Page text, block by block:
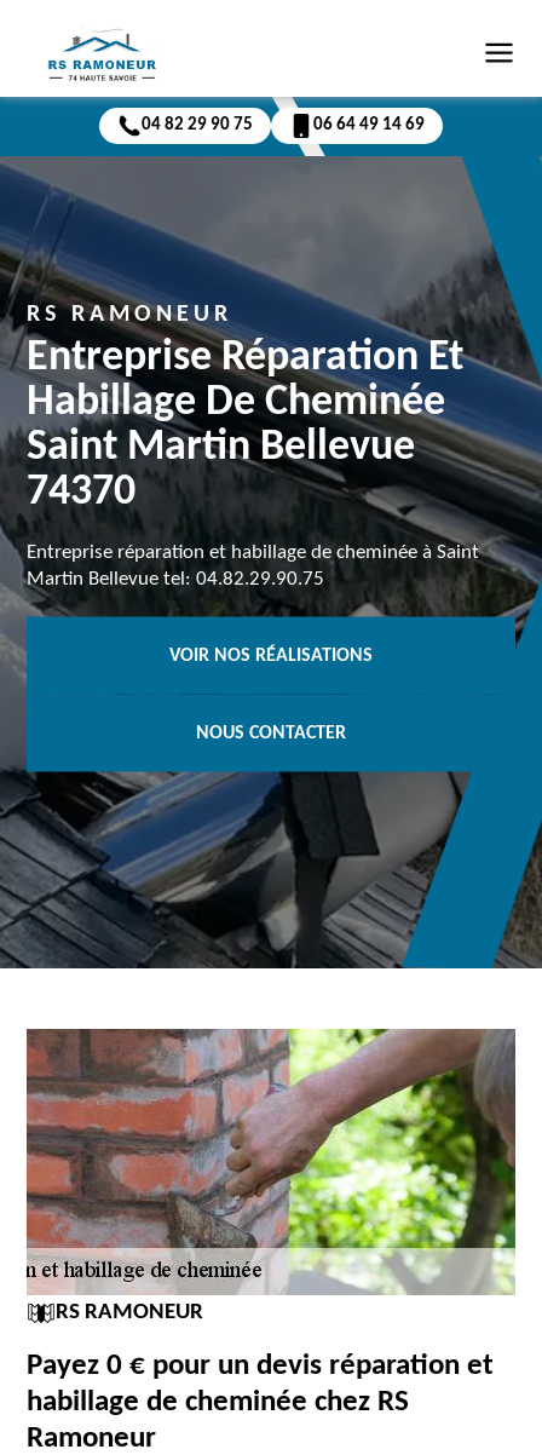
04 82 29 90 75 06 64 49 14 69
RS RAMONEUR
Entreprise Réparation Et
Habillage De Cheminée
Saint Martin Bellevue
74370
Entreprise réparation et habillage de cheminée à Saint
Martin Bellevue tel: 04.82.29.90.75
VOIR NOS RÉALISATIONS
NOUS CONTACTER
RS RAMONEUR
Payez 0 € pour un devis réparation et
habillage de cheminée chez RS
Ramoneur